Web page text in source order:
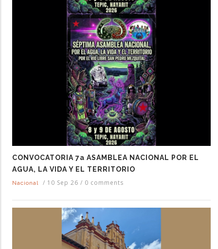
CONVOCATORIA 7a ASAMBLEA NACIONAL POR EL
AGUA, LA VIDA Y EL TERRITORIO
Nacional / 10 Sep 26 / 0 comments